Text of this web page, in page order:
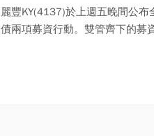
麗豐KY(4137)於上週五晚間公
債兩項募資行動。雙管齊下的募